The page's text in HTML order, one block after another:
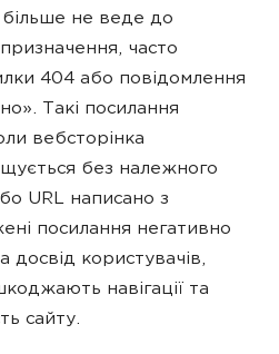
більше не веде до
часто
404 або повідомлення
Такі посилання
вебсторінка
без належного
URL написано з
посилання негативно
досвід користувачів,
навігації та
сайту.